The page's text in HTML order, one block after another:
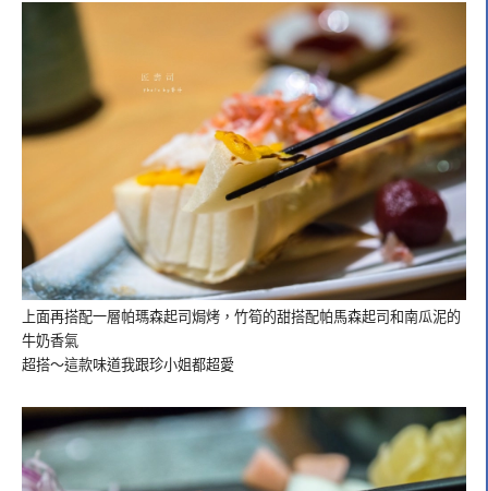
上面再搭配一層帕瑪森起司焗烤，竹筍的甜搭配帕馬森起司和南瓜泥的
牛奶香氣
超搭～這款味道我跟珍小姐都超愛